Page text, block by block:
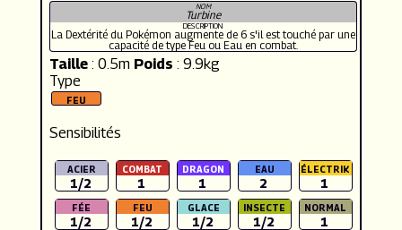
NOM
Turbine
DESCRIPTION
La Dextérité du Pokémon augmente de 6 s'il est touché par une
capacité de type Feu ou Eau en combat.
Taille: 0.5m Poids : 9.9kg
Type
Sensibilités
1/2 1 1 2 1
1/2 1/2 1/2 1/2 1